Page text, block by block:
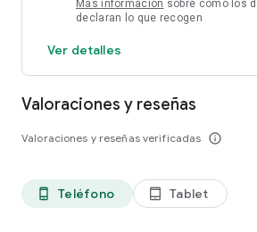
Más información sobre cómo los
declaran lo que recogen
Ver detalles
Valoraciones y reseñas
Valoraciones y reseñas verificadas info_outline
phone_android Teléfono tablet_android Tablet